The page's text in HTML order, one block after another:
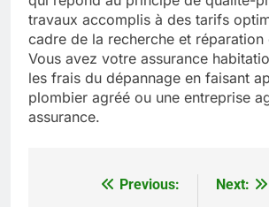
travaux accomplis à des tarifs
cadre de la recherche et réparation
Vous avez votre assurance
les frais du dépannage en faisant
plombier agréé ou une entreprise
assurance.
NavigationPrevious:
Next: